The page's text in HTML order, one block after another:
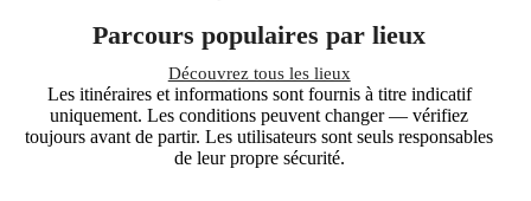
Parcours populaires par lieux
Découvrez tous les lieux
Les itinéraires et informations sont fournis à titre indicatif
uniquement. Les conditions peuvent changer — vérifiez
toujours avant de partir. Les utilisateurs sont seuls responsables
de leur propre sécurité.